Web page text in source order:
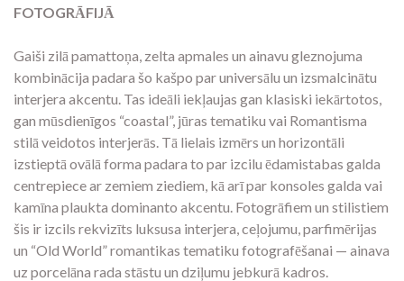
FOTOGRĀFIJĀ
Gaiši zilā pamattoņa, zelta apmales un ainavu gleznojuma
kombinācija padara šo kašpo par universālu un izsmalcinātu
interjera akcentu. Tas ideāli iekļaujas gan klasiski iekārtotos,
gan mūsdienīgos “coastal”, jūras tematiku vai Romantisma
stilā veidotos interjerās. Tā lielais izmērs un horizontāli
izstieptā ovālā forma padara to par izcilu ēdamistabas galda
centrepiece ar zemiem ziediem, kā arī par konsoles galda vai
kamīna plaukta dominanto akcentu. Fotogrāfiem un stilistiem
šis ir izcils rekvizīts luksusa interjera, ceļojumu, parfimērijas
un “Old World” romantikas tematiku fotografēšanai — ainava
uz porcelāna rada stāstu un dziļumu jebkurā kadros.